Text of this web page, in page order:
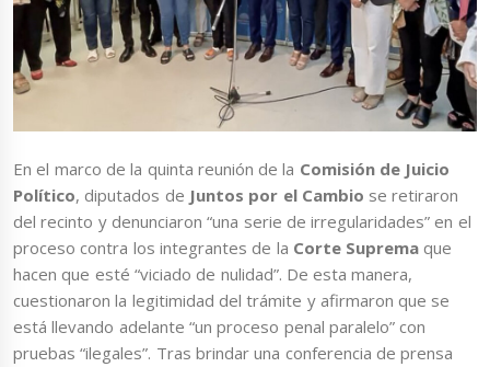
En el marco de la quinta reunión de la Comisión de Juicio
Político, diputados de Juntos por el Cambio se retiraron
del recinto y denunciaron “una serie de irregularidades” en el
proceso contra los integrantes de la Corte Suprema que
hacen que esté “viciado de nulidad”. De esta manera,
cuestionaron la legitimidad del trámite y afirmaron que se
está llevando adelante “un proceso penal paralelo” con
pruebas “ilegales”. Tras brindar una conferencia de prensa